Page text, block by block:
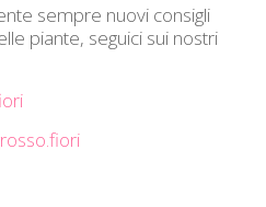
sempre nuovi consigli
piante, seguici sui nostri